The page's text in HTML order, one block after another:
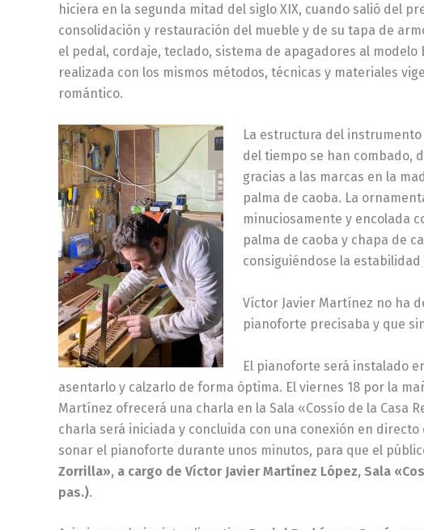
hiciera en la segunda mitad del siglo XIX, cuando salió del
consolidación y restauración del mueble y de su tapa de
el pedal, cordaje, teclado, sistema de apagadores al
realizada con los mismos métodos, técnicas y materiales
romántico.
La estructura del
del tiempo se han combado,
gracias a las marcas en la
palma de caoba. La
minuciosamente y encolada
palma de caoba y chapa de
consiguiéndose la
Víctor Javier Martínez no ha
pianoforte precisaba y que
El pianoforte será instalado
asentarlo y calzarlo de forma óptima. El viernes 18 por la
Martínez ofrecerá una charla en la Sala «Cossío de la Casa
charla será iniciada y concluida con una conexión en
sonar el pianoforte durante unos minutos, para que el
Zorrilla», a cargo de Víctor Javier Martínez López, Sala
pas.).